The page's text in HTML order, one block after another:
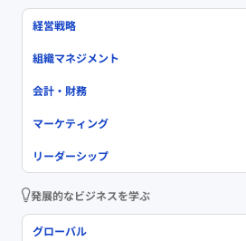
経営戦略
組織マネジメント
会計・財務
マーケティング
リーダーシップ
発展的なビジネスを学ぶ
グローバル